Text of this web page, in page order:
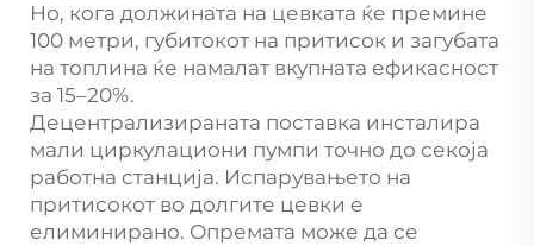
Но, кога должината на цевката ќе премине
100 метри, губитокот на притисок и загубата
на топлина ќе намалат вкупната ефикасност
за 15–20%.
Децентрализираната поставка инсталира
мали циркулациони пумпи точно до секоја
работна станција. Испарувањето на
притисокот во долгите цевки е
елиминирано. Опремата може да се